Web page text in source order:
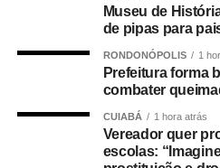
proporcionar um
brincavam de pipa quando
oportunidade de reviver
filhos. A oficina resgata
vínculos familiares e mostra
educação e esporte”, destaca
*O GRINGO DAS PIPAS*
Museu de
de pipas para
RONDONÓPOLIS 1
Prefeitura forma
combater
CUIABÁ 1 hora atrás
Vereador quer
escolas: